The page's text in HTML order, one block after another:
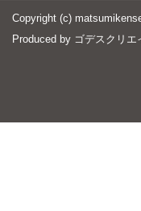
Copyright (c)
Produced by ゴデスクリエ